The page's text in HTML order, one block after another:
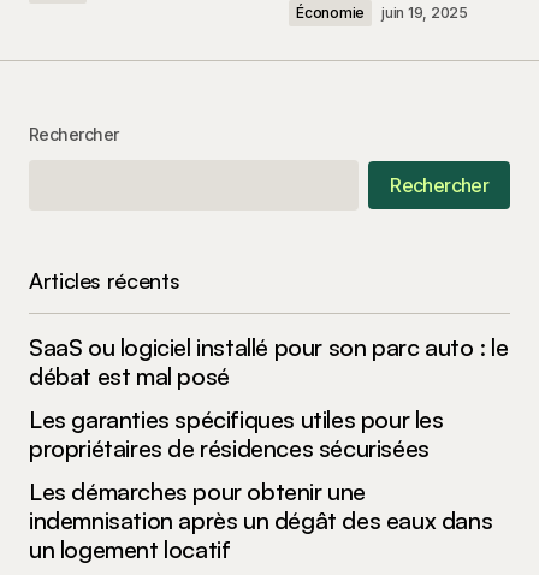
Enregistrer mon nom, mon e-mail et mon site
Économie juin 19, 2025
Rechercher
Rechercher
Articles récents
SaaS ou logiciel installé pour son parc auto : le
débat est mal posé
Les garanties spécifiques utiles pour les
propriétaires de résidences sécurisées
Les démarches pour obtenir une
indemnisation après un dégât des eaux dans
un logement locatif